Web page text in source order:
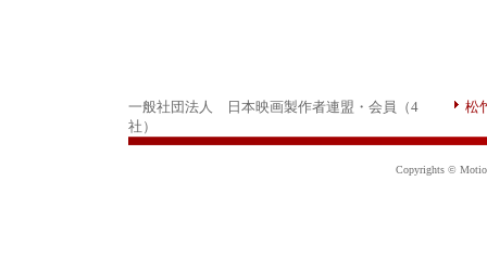
一般社団法人 日本映画製作者連盟・会員（4
社）
松
Copyrights ©